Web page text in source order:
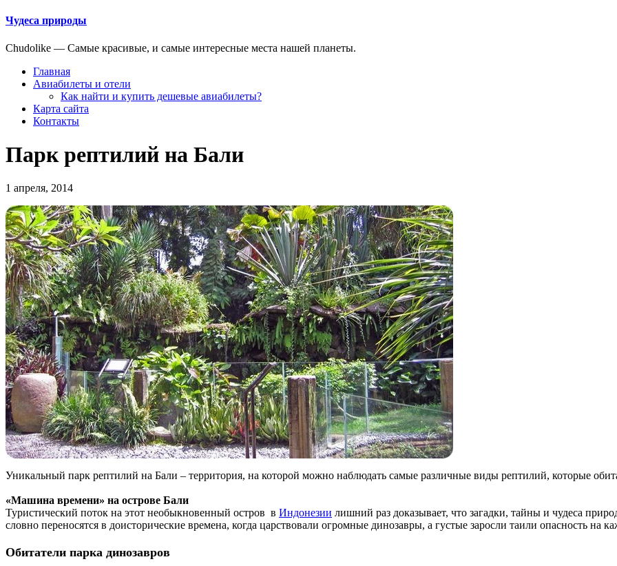
Чудеса природы
Chudolike — Cамые красивые, и самые интересные места нашей планеты.
Главная
Авиабилеты и отели
Как найти и купить дешевые авиабилеты?
Карта сайта
Контакты
Парк рептилий на Бали
1 апреля, 2014
Уникальный парк рептилий на Бали – территория, на которой можно наблюдать самые различные виды рептилий, которые
«Машина времени» на острове Бали
Туристический поток на этот необыкновенный остров в Индонезии лишний раз доказывает, что загадки, тайны и чудеса
словно переносятся в доисторические времена, когда царствовали огромные динозавры, а густые заросли таили опасность на
Обитатели парка динозавров